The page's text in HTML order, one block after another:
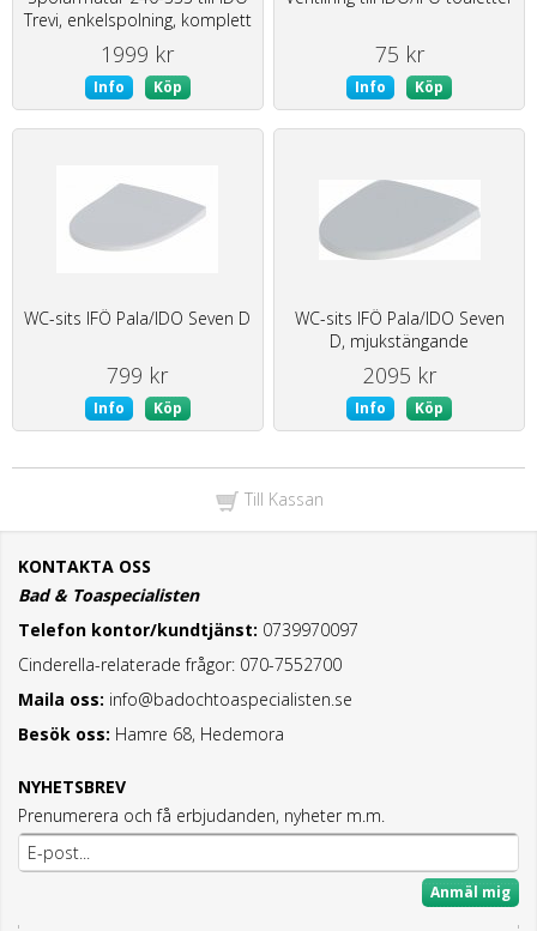
Trevi, enkelspolning, komplett
1999 kr
Info Köp
75 kr
Info Köp
WC-sits IFÖ Pala/IDO Seven D
799 kr
Info Köp
WC-sits IFÖ Pala/IDO Seven
D, mjukstängande
2095 kr
Info Köp
Till Kassan
KONTAKTA OSS
Bad & Toaspecialisten
Telefon kontor/kundtjänst: 0739970097
Cinderella-relaterade frågor: 070-7552700
Maila oss: info@badochtoaspecialisten.se
Besök oss: Hamre 68, Hedemora
NYHETSBREV
Prenumerera och få erbjudanden, nyheter m.m.
Anmäl mig